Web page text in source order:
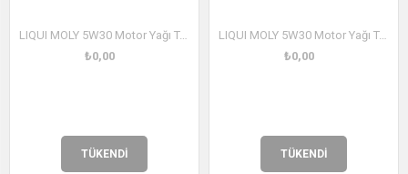
TÜKENDI
LIQUI MOLY 5W30 Motor Yağı Top Tec 4200 205 Litre (3711)
₺0,00
TÜKENDI
LIQUI MOLY 5W30 Motor Yağı Top Tec 4400 205 Litre (3754)
₺0,00